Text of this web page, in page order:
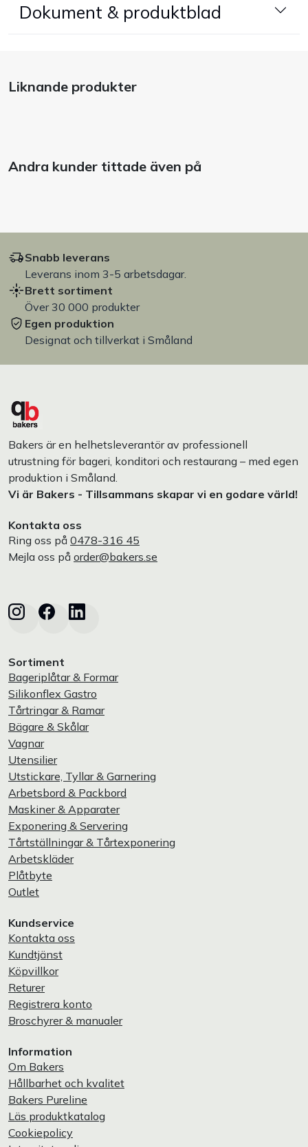
Dokument & produktblad
Liknande produkter
Andra kunder tittade även på
Snabb leverans
Leverans inom 3-5 arbetsdagar.
Brett sortiment
Över 30 000 produkter
Egen produktion
Designat och tillverkat i Småland
Bakers är en helhetsleverantör av professionell
utrustning för bageri, konditori och restaurang – med egen
produktion i Småland.
Vi är Bakers - Tillsammans skapar vi en godare värld!
Kontakta oss
Ring oss på 0478-316 45
Mejla oss på order@bakers.se
Sortiment
Bageriplåtar & Formar
Silikonflex Gastro
Tårtringar & Ramar
Bägare & Skålar
Vagnar
Utensilier
Utstickare, Tyllar & Garnering
Arbetsbord & Packbord
Maskiner & Apparater
Exponering & Servering
Tårtställningar & Tårtexponering
Arbetskläder
Plåtbyte
Outlet
Kundservice
Kontakta oss
Kundtjänst
Köpvillkor
Returer
Registrera konto
Broschyrer & manualer
Information
Om Bakers
Hållbarhet och kvalitet
Bakers Pureline
Läs produktkatalog
Cookiepolicy